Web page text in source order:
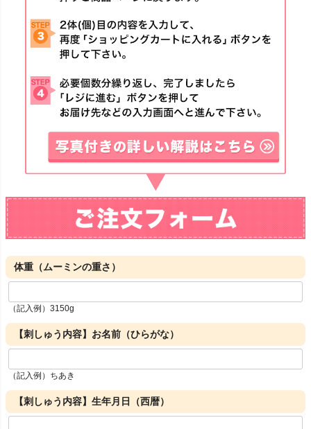
体重（ムーミンの重さ）
（記入例）3150g
【刺しゅう内容】お名前（ひらがな）
（記入例）ちあき
【刺しゅう内容】生年月日（西暦）